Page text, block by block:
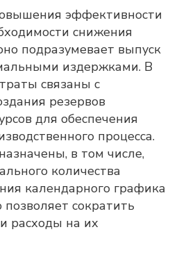
эффективности
снижения
подразумевает выпуск
издержками. В
связаны с
резервов
для обеспечения
процесса.
в том числе,
количества
календарного графика
сократить
расходы на их
класса APS
для